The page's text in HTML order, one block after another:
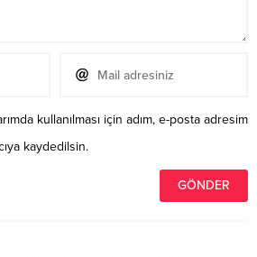
kullanılması için adım, e-posta adresim
kaydedilsin.